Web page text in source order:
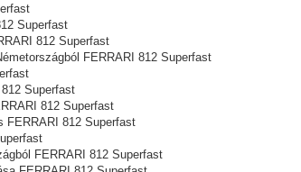
Superfast
812 Superfast
FERRARI 812 Superfast
Superfast
812 Superfast
FERRARI 812 Superfast
FERRARI 812 Superfast